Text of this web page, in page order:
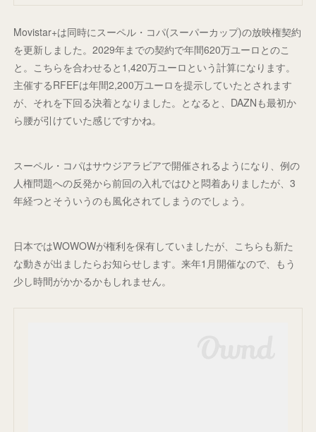
Movistar+は同時にスーペル・コパ(スーパーカップ)の放映権契約
を更新しました。2029年までの契約で年間620万ユーロとのこ
と。こちらを合わせると1,420万ユーロという計算になります。
主催するRFEFは年間2,200万ユーロを提示していたとされます
が、それを下回る決着となりました。となると、DAZNも最初か
ら腰が引けていた感じですかね。
スーペル・コパはサウジアラビアで開催されるようになり、例の
人権問題への反発から前回の入札ではひと悶着ありましたが、3
年経つとそういうのも風化されてしまうのでしょう。
日本ではWOWOWが権利を保有していましたが、こちらも新た
な動きが出ましたらお知らせします。来年1月開催なので、もう
少し時間がかかるかもしれません。